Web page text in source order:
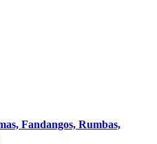
Fandangos, Rumbas,